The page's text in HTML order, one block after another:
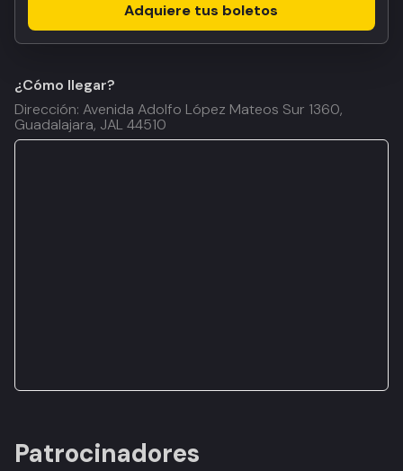
Adquiere tus boletos
¿Cómo llegar?
Dirección: Avenida Adolfo López Mateos Sur 1360,
Guadalajara, JAL 44510
Patrocinadores